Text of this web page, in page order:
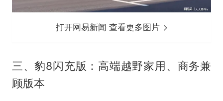
打开网易新闻 查看更多图片
三、豹8闪充版：高端越野家用、商务兼
顾版本